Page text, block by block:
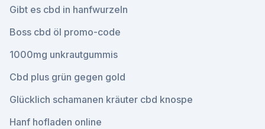
Gibt es cbd in hanfwurzeln
Boss cbd öl promo-code
1000mg unkrautgummis
Cbd plus grün gegen gold
Glücklich schamanen kräuter cbd knospe
Hanf hofladen online